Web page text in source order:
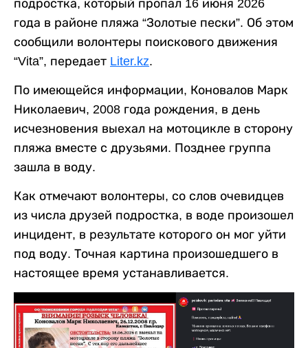
подростка, который пропал 16 июня 2026
года в районе пляжа “Золотые пески”. Об этом
сообщили волонтеры поискового движения
“Vita”, передает Liter.kz.
По имеющейся информации, Коновалов Марк
Николаевич, 2008 года рождения, в день
исчезновения выехал на мотоцикле в сторону
пляжа вместе с друзьями. Позднее группа
зашла в воду.
Как отмечают волонтеры, со слов очевидцев
из числа друзей подростка, в воде произошел
инцидент, в результате которого он мог уйти
под воду. Точная картина произошедшего в
настоящее время устанавливается.